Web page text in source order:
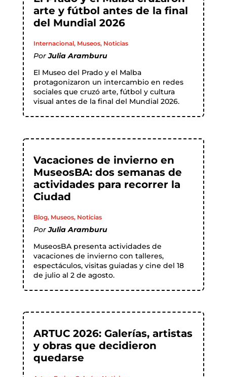
arte y fútbol antes de la final
del Mundial 2026
Internacional, Museos, Noticias
PorJulia Aramburu
El Museo del Prado y el Malba
protagonizaron un intercambio en redes
sociales que cruzó arte, fútbol y cultura
visual antes de la final del Mundial 2026.
Vacaciones de invierno en
MuseosBA: dos semanas de
actividades para recorrer la
Ciudad
Blog, Museos, Noticias
PorJulia Aramburu
MuseosBA presenta actividades de
vacaciones de invierno con talleres,
espectáculos, visitas guiadas y cine del 18
de julio al 2 de agosto.
ARTUC 2026: Galerías, artistas
y obras que decidieron
quedarse